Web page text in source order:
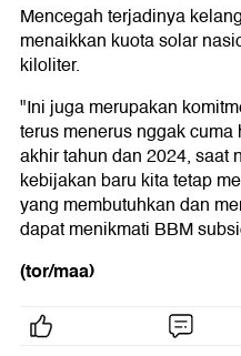
Mencegah terjadinya
menaikkan kuota solar
kiloliter.
"Ini juga merupakan
terus menerus nggak
akhir tahun dan 2024, saat
kebijakan baru kita tetap
yang membutuhkan dan
dapat menikmati BBM
(tor/maa)